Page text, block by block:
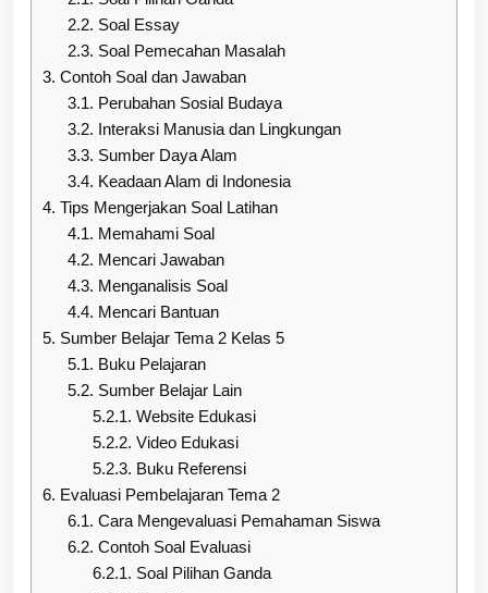
2.2. Soal Essay
2.3. Soal Pemecahan Masalah
3. Contoh Soal dan Jawaban
3.1. Perubahan Sosial Budaya
3.2. Interaksi Manusia dan Lingkungan
3.3. Sumber Daya Alam
3.4. Keadaan Alam di Indonesia
4. Tips Mengerjakan Soal Latihan
4.1. Memahami Soal
4.2. Mencari Jawaban
4.3. Menganalisis Soal
4.4. Mencari Bantuan
5. Sumber Belajar Tema 2 Kelas 5
5.1. Buku Pelajaran
5.2. Sumber Belajar Lain
5.2.1. Website Edukasi
5.2.2. Video Edukasi
5.2.3. Buku Referensi
6. Evaluasi Pembelajaran Tema 2
6.1. Cara Mengevaluasi Pemahaman Siswa
6.2. Contoh Soal Evaluasi
6.2.1. Soal Pilihan Ganda